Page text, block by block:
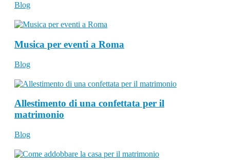
Blog
Musica per eventi a Roma
Blog
Allestimento di una confettata per il
matrimonio
Blog